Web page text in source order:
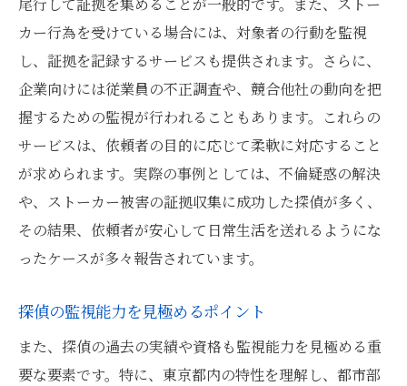
カー行為を受けている場合には、対象者の行動を監視
し、証拠を記録するサービスも提供されます。さらに、
企業向けには従業員の不正調査や、競合他社の動向を把
握するための監視が行われることもあります。これらの
サービスは、依頼者の目的に応じて柔軟に対応すること
が求められます。実際の事例としては、不倫疑惑の解決
や、ストーカー被害の証拠収集に成功した探偵が多く、
その結果、依頼者が安心して日常生活を送れるようにな
ったケースが多々報告されています。
探偵の監視能力を見極めるポイント
また、探偵の過去の実績や資格も監視能力を見極める重
要な要素です。特に、東京都内の特性を理解し、都市部